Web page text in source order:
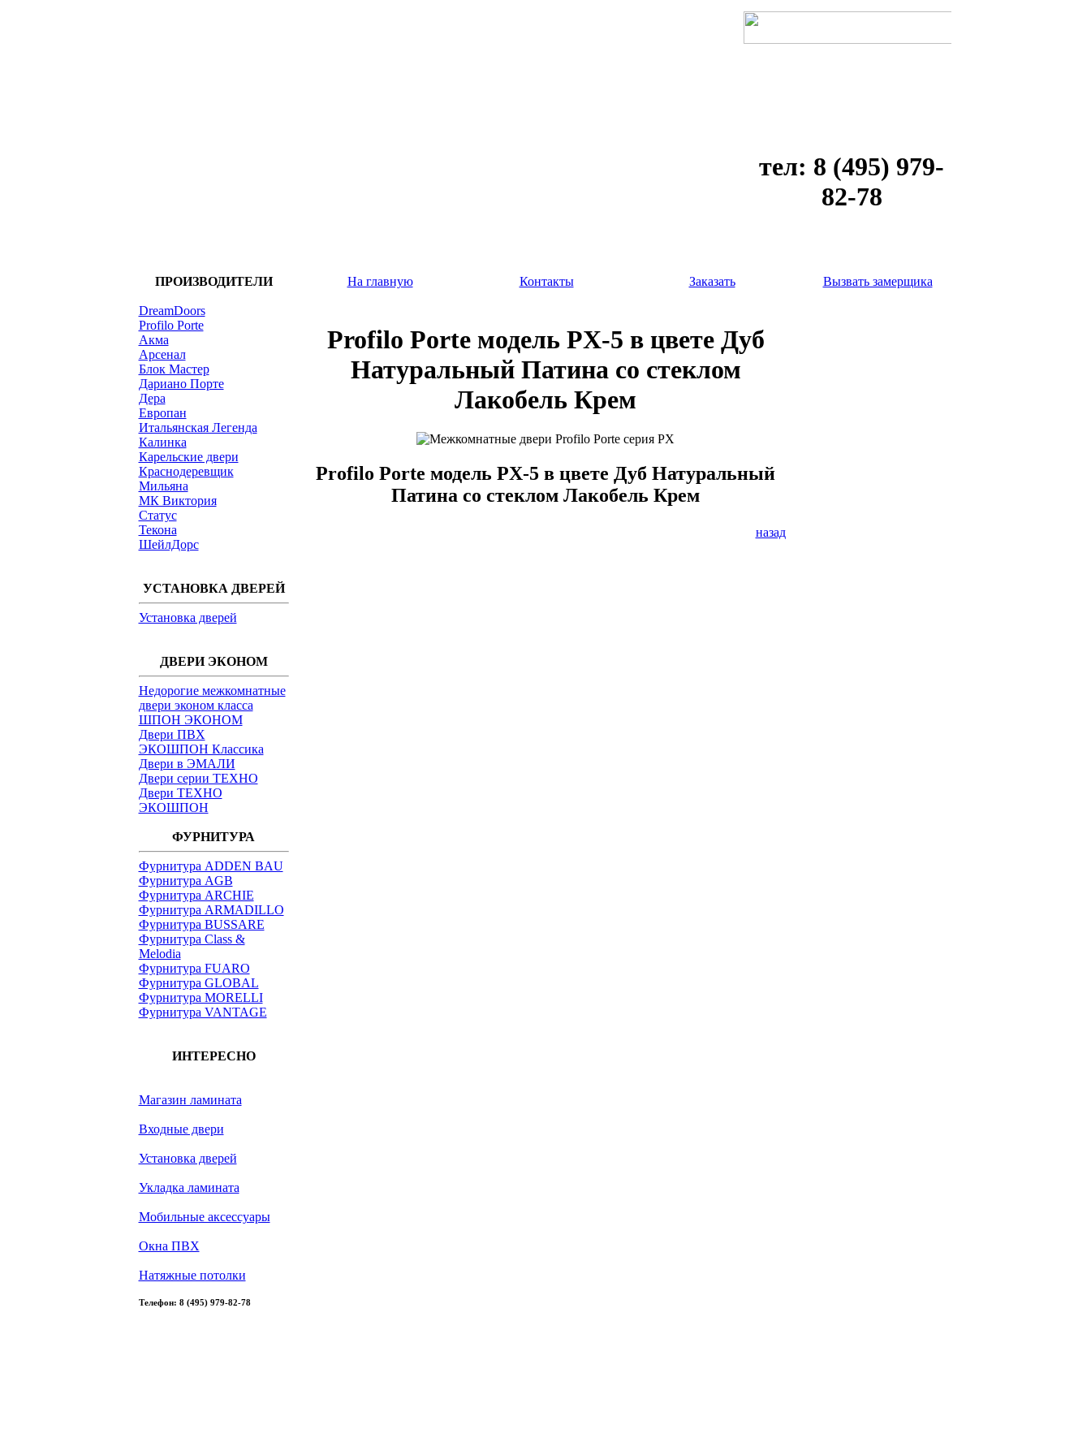
тел: 8 (495) 979-
82-78
ПРОИЗВОДИТЕЛИ
DreamDoors
Profilo Porte
Акма
Арсенал
Блок Мастер
Дариано Порте
Дера
Европан
Итальянская Легенда
Калинка
Карельские двери
Краснодеревщик
Мильяна
МК Виктория
Статус
Текона
ШейлДорс
УСТАНОВКА ДВЕРЕЙ
Установка дверей
ДВЕРИ ЭКОНОМ
Недорогие межкомнатные
двери эконом класса
ШПОН ЭКОНОМ
Двери ПВХ
ЭКОШПОН Классика
Двери в ЭМАЛИ
Двери серии ТЕХНО
Двери ТЕХНО
ЭКОШПОН
ФУРНИТУРА
Фурнитура ADDEN BAU
Фурнитура AGB
Фурнитура ARCHIE
Фурнитура ARMADILLO
Фурнитура BUSSARE
Фурнитура Class &
Melodia
Фурнитура FUARO
Фурнитура GLOBAL
Фурнитура MORELLI
Фурнитура VANTAGE
ИНТЕРЕСНО
Магазин ламината
Входные двери
Установка дверей
Укладка ламината
Мобильные аксессуары
Окна ПВХ
Натяжные потолки
Телефон: 8 (495) 979-82-78
На главную Контакты Заказать Вызвать замерщика
Profilo Porte модель PX-5 в цвете Дуб
Натуральный Патина со стеклом
Лакобель Крем
Profilo Porte модель PX-5 в цвете Дуб Натуральный
Патина со стеклом Лакобель Крем
назад